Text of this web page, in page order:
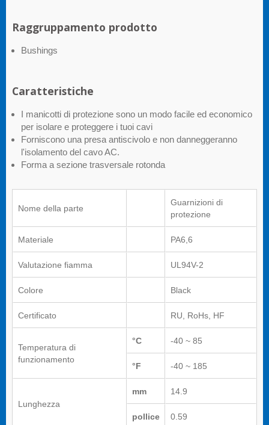
Raggruppamento prodotto
Bushings
Caratteristiche
I manicotti di protezione sono un modo facile ed economico
per isolare e proteggere i tuoi cavi
Forniscono una presa antiscivolo e non danneggeranno
l'isolamento del cavo AC.
Forma a sezione trasversale rotonda
Nome della parte
Guarnizioni di
protezione
Materiale PA6,6
Valutazione fiamma UL94V-2
Colore Black
Certificato RU, RoHs, HF
Temperatura di
funzionamento
°C -40 ~ 85
°F -40 ~ 185
Lunghezza
mm 14.9
pollice 0.59